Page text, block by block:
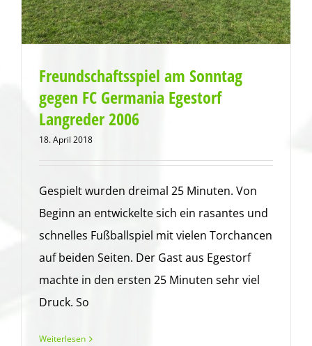
Freundschaftsspiel am Sonntag
gegen FC Germania Egestorf
Langreder 2006
18. April 2018
Gespielt wurden dreimal 25 Minuten. Von
Beginn an entwickelte sich ein rasantes und
schnelles Fußballspiel mit vielen Torchancen
auf beiden Seiten. Der Gast aus Egestorf
machte in den ersten 25 Minuten sehr viel
Druck. So
Weiterlesen